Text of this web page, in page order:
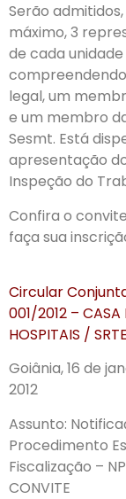
Serão
máximo, 3
de cada
legal, um
e um membro
Sesmt. Está
apresentação
Inspeção do
Confira o
faça sua
Circular
001/2012 – CASA
HOSPITAIS /
Goiânia, 16 de
2012
Assunto:
Procedimento
Fiscalização –
CONVITE